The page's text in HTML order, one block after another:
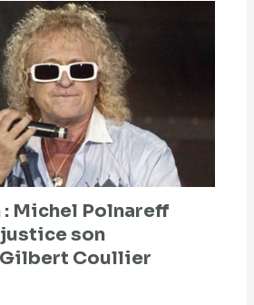
Michel Polnareff
son
Coullier